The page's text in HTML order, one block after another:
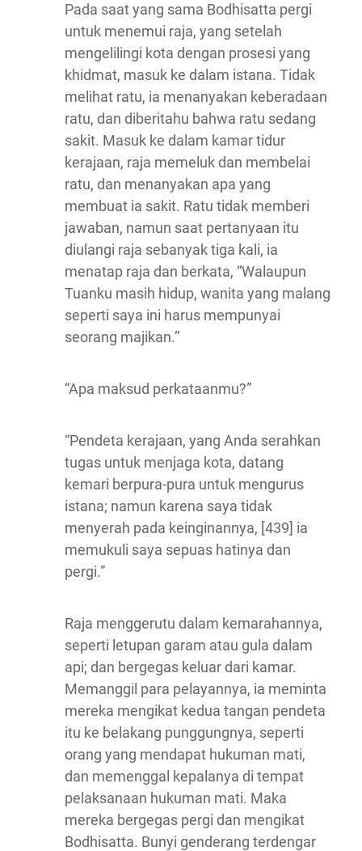
Pada saat yang sama Bodhisatta pergi
untuk menemui raja, yang setelah
mengelilingi kota dengan prosesi yang
khidmat, masuk ke dalam istana. Tidak
melihat ratu, ia menanyakan keberadaan
ratu, dan diberitahu bahwa ratu sedang
sakit. Masuk ke dalam kamar tidur
kerajaan, raja memeluk dan membelai
ratu, dan menanyakan apa yang
membuat ia sakit. Ratu tidak memberi
jawaban, namun saat pertanyaan itu
diulangi raja sebanyak tiga kali, ia
menatap raja dan berkata, “Walaupun
Tuanku masih hidup, wanita yang malang
seperti saya ini harus mempunyai
seorang majikan.”
“Apa maksud perkataanmu?”
“Pendeta kerajaan, yang Anda serahkan
tugas untuk menjaga kota, datang
kemari berpura-pura untuk mengurus
istana; namun karena saya tidak
menyerah pada keinginannya, [439] ia
memukuli saya sepuas hatinya dan
pergi.”
Raja menggerutu dalam kemarahannya,
seperti letupan garam atau gula dalam
api; dan bergegas keluar dari kamar.
Memanggil para pelayannya, ia meminta
mereka mengikat kedua tangan pendeta
itu ke belakang punggungnya, seperti
orang yang mendapat hukuman mati,
dan memenggal kepalanya di tempat
pelaksanaan hukuman mati. Maka
mereka bergegas pergi dan mengikat
Bodhisatta. Bunyi genderang terdengar